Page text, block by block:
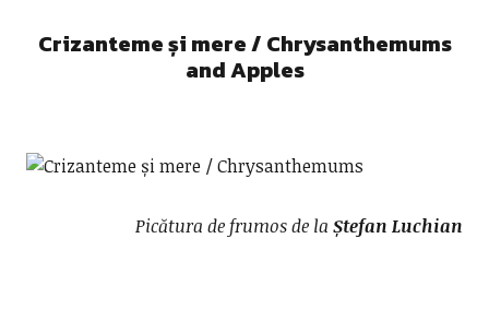
Crizanteme și mere/ Chrysanthemums
and Apples
Picătura de frumos de laȘtefan Luchian